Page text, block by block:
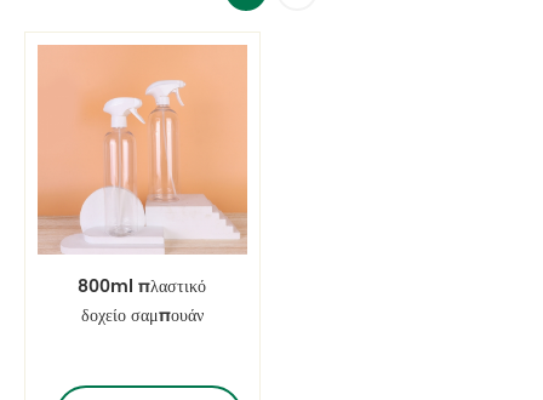
800ml πλαστικό
δοχείο σαμπουάν